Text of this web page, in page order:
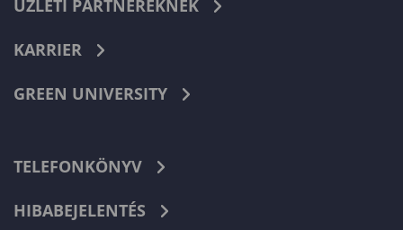
ÜZLETI PARTNEREKNEK
KARRIER
GREEN UNIVERSITY
TELEFONKÖNYV
HIBABEJELENTÉS